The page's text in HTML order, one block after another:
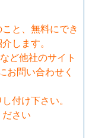
と、無料にでき
します。
ど他社のサイト
お問い合わせく
付け下さい。
ださい